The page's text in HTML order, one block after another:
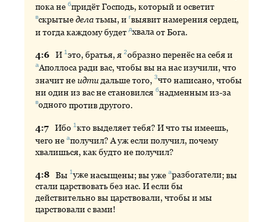
пока небпридётГосподь, который и осветит
вскрытыеделатьмы, игвыявитнамерения сердец,
и тогда каждому будетдхвала от Бога.
4:6 И 1это, братья, я2образно перенёс на себя и
аАполлоса ради вас, чтобы вы на нас изучили, что
значит неидти дальше того,3что написано, чтобы
ни один из вас не становилсябнадменнымиз-за
водного против другого.
4:7 Ибо 1кто выделяет тебя? И что ты имеешь,
чего неаполучил? А уж если получил, почему
хвалишься, как будто не получил?
4:8 Вы 1уженасыщены; вы ужеаразбогатели; вы
стали царствовать без нас. И если бы
действительно вы царствовали, чтобы и мы
царствовали с вами!